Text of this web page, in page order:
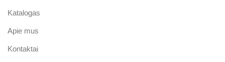
Katalogas
Apie mus
Kontaktai